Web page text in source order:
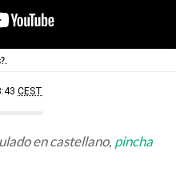
CEST
en castellano, pincha